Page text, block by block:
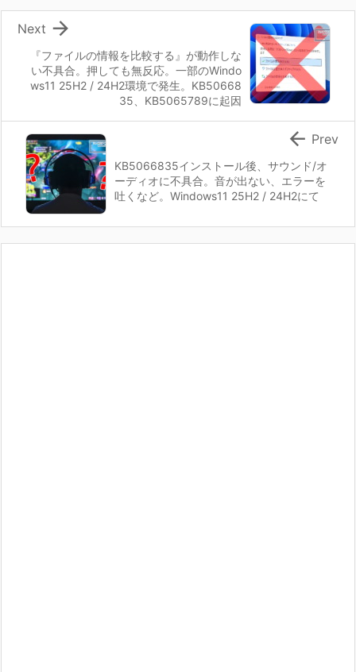
『ファイルの情報を比較する』が動作しな
い不具合。押しても無反応。一部のWindo
ws11 25H2 / 24H2環境で発生。KB50668
35、KB5065789に起因

Next
KB5066835インストール後、サウンド/オ
ーディオに不具合。音が出ない、エラーを
吐くなど。Windows11 25H2 / 24H2にて
 Prev